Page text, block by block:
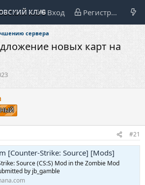
Вход Регистрация
сервера
новых карт на
#21
[Counter-Strike: Source] [Mods]
Source (CS:S) Mod in the Zombie Mod
by jb_gamble